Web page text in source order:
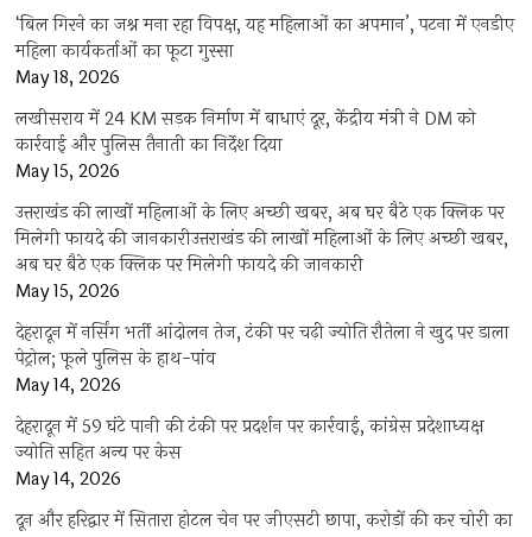
‘बिल गिरने का जश्न मना रहा विपक्ष, यह महिलाओं का अपमान’, पटना में एनडीए
महिला कार्यकर्ताओं का फूटा गुस्सा
May 18, 2026
लखीसराय में 24 KM सड़क निर्माण में बाधाएं दूर, केंद्रीय मंत्री ने DM को
कार्रवाई और पुलिस तैनाती का निर्देश दिया
May 15, 2026
उत्तराखंड की लाखों महिलाओं के लिए अच्छी खबर, अब घर बैठे एक क्लिक पर
मिलेगी फायदे की जानकारीउत्तराखंड की लाखों महिलाओं के लिए अच्छी खबर,
अब घर बैठे एक क्लिक पर मिलेगी फायदे की जानकारी
May 15, 2026
देहरादून में नर्सिंग भर्ती आंदोलन तेज, टंकी पर चढ़ी ज्योति रौतेला ने खुद पर डाला
पेट्रोल; फूले पुलिस के हाथ-पांव
May 14, 2026
देहरादून में 59 घंटे पानी की टंकी पर प्रदर्शन पर कार्रवाई, कांग्रेस प्रदेशाध्यक्ष
ज्योति सहित अन्य पर केस
May 14, 2026
दून और हरिद्वार में सितारा होटल चेन पर जीएसटी छापा, करोड़ों की कर चोरी का